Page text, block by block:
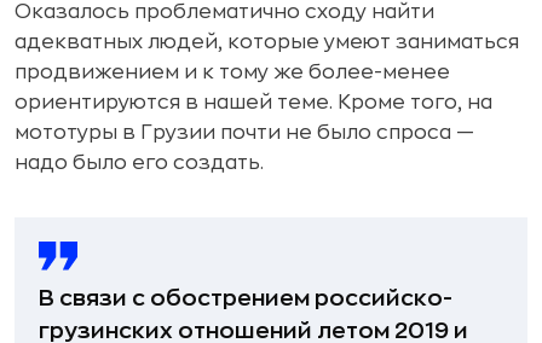
Оказалось проблематично сходу найти
адекватных людей, которые умеют заниматься
продвижением и к тому же более-менее
ориентируются в нашей теме. Кроме того, на
мототуры в Грузии почти не было спроса —
надо было его создать.
В связи с обострением российско-
грузинских отношений летом 2019 и